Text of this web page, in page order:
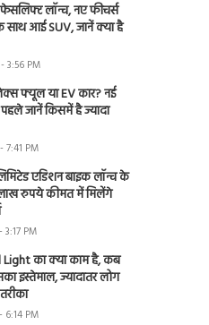
फेसलिफ्ट लॉन्च, नए फीचर्स
साथ आई SUV, जानें क्या है
3:56 PM
फ्यूल या EV कार? नई
जानें किसमें है ज्यादा
7:41 PM
एडिशन बाइक लॉन्च के
रुपये कीमत में मिलेंगे
3:17 PM
Light का क्या काम है, कब
इस्तेमाल, ज्यादातर लोग
6:14 PM